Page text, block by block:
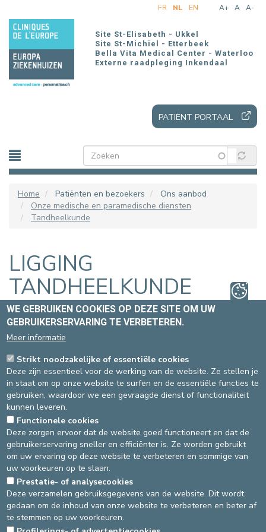
en
naar
inhoud
gaan
A+ A A-
FR NL EN
Site St-Elisabeth - Ukkel
Site St-Michiel - Etterbeek
Bella Vita Medical Center - Waterloo
Externe raadpleging Inkendaal
PATIËNT PORTAAL
Home Patiënten en bezoekers
Ons aanbod
Onze medische en paramedische diensten
Tandheelkunde
LIGGING
TANDHEELKUNDE
EEN AFSPRAAK MAKEN LIGGING
WAAR BEVINDT ZICH DE DIENST
TANDHEELKUNDE?
SITE ST-
ELISABETH
Vanaf de inkomhal, volg
de weg 312.
Vanaf de inkomhal, volg de roze
Bron: Medisch diensthoofd Tandheelkunde -
WE GEBRUIKEN COOKIES OP DEZE SITE OM UW
GEBRUIKERSERVARING TE VERBETEREN.
Meer informatie
Strikt noodzakelijke of essentiële cookies
Deze zijn essentieel voor de werking van de website. Ze stellen je
in staat om op onze website te surfen en de essentiële functies te
gebruiken, waardoor we een gevraagde dienst of functionaliteit
kunnen leveren.
Functionele cookies
Deze zorgen ervoor dat de website goed functioneert en dat de
gebruikerservaring sneller en efficiënter is. Ze worden gebruikt
om uw ervaring op deze website te verbeteren en sommige van
uw voorkeuren op te slaan.
Prestatie- of analysecookies
Deze verzamelen gebruiksgegevens van de website. Dit wordt
gedaan om de inhoud van onze website te verbeteren en beter af
te stemmen op uw voorkeuren.